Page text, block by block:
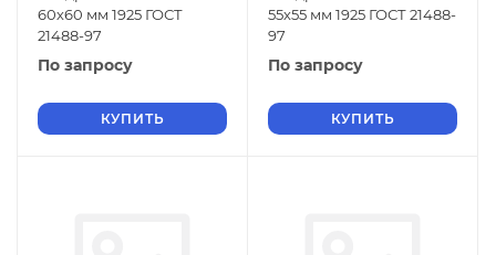
60х60 мм 1925 ГОСТ
21488-97
По запросу
КУПИТЬ
55х55 мм 1925 ГОСТ 21488-
97
По запросу
КУПИТЬ